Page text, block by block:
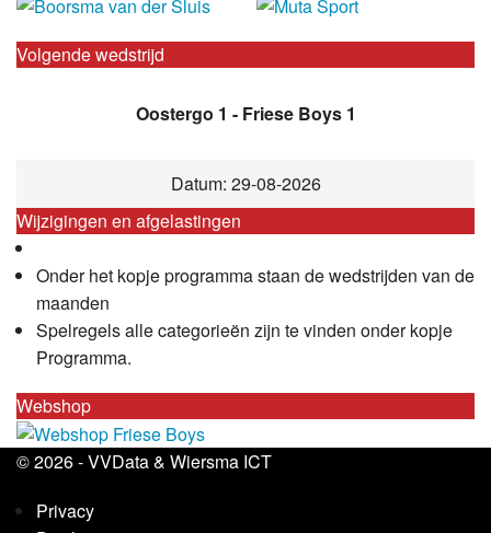
Volgende wedstrijd
Oostergo 1 - Friese Boys 1
Datum: 29-08-2026
Wijzigingen en afgelastingen
Onder het kopje programma staan de wedstrijden van de
maanden
Spelregels alle categorieën zijn te vinden onder kopje
Programma.
Webshop
© 2026 -VVData& Wiersma ICT
Privacy